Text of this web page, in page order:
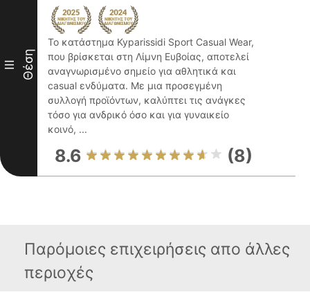
III Θέση
Το κατάστημα Kyparissidi Sport Casual Wear,
που βρίσκεται στη Λίμνη Ευβοίας, αποτελεί
αναγνωρισμένο σημείο για αθλητικά και
casual ενδύματα. Με μια προσεγμένη
συλλογή προϊόντων, καλύπτει τις ανάγκες
τόσο για ανδρικό όσο και για γυναικείο
κοινό, ...
8.6 (8)
Παρόμοιες επιχειρήσεις απο άλλες
περιοχές